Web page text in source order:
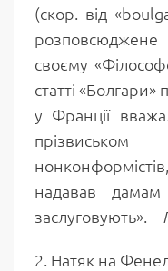
(скор. від
розповсюджене
своєму
статті
у Франції
надавав
заслуговують». –
2. Натяк на